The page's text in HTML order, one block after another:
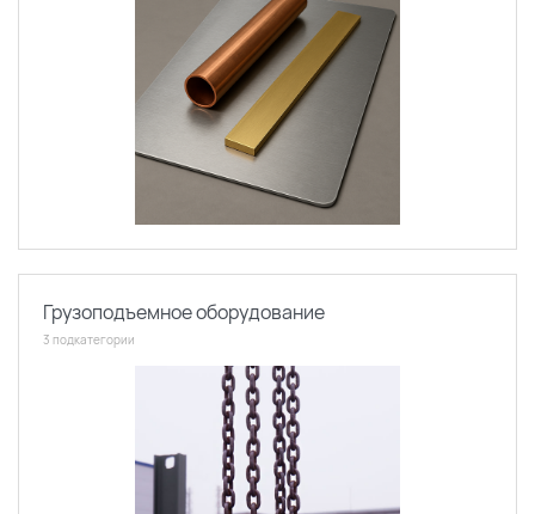
Грузоподъемное оборудование
3 подкатегории